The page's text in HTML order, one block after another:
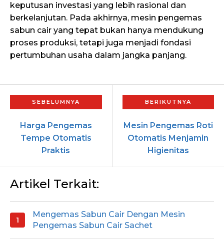
keputusan investasi yang lebih rasional dan
berkelanjutan. Pada akhirnya, mesin pengemas
sabun cair yang tepat bukan hanya mendukung
proses produksi, tetapi juga menjadi fondasi
pertumbuhan usaha dalam jangka panjang.
Harga Pengemas
Tempe Otomatis
Praktis
Mesin Pengemas Roti
Otomatis Menjamin
Higienitas
Artikel Terkait:
Mengemas Sabun Cair Dengan Mesin
Pengemas Sabun Cair Sachet